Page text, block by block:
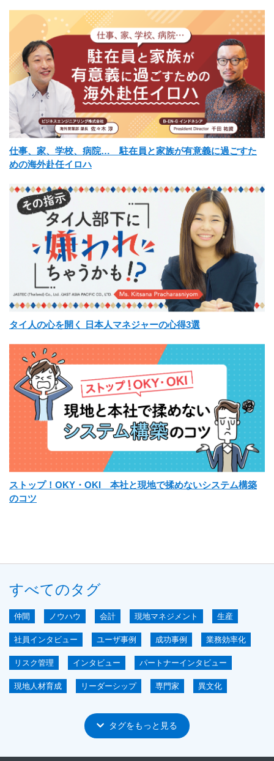
仕事、家、学校、病院… 駐在員と家族が有意義に過ごすた
めの海外赴任イロハ
タイ人の心を開く 日本人マネジャーの心得3選
ストップ！OKY・OKI 本社と現地で揉めないシステム構築
のコツ
すべてのタグ
仲間 ノウハウ 会計 現地マネジメント 生産
社員インタビュー ユーザ事例 成功事例 業務効率化
リスク管理 インタビュー パートナーインタビュー
現地人材育成 リーダーシップ 専門家 異文化
パートナー ERP IoT
グローバル展開 海外子会社マネジメント 短期導入
タグをもっと見る